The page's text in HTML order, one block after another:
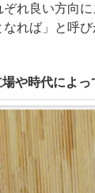
れ良い方向
れば」と呼
や時代によっ